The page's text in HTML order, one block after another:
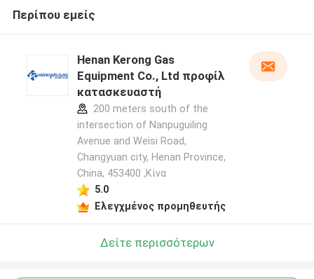
Περίπου εμείς
Henan Kerong Gas
Equipment Co., Ltd προφίλ
κατασκευαστή
200 meters south of the
intersection of Nanpuguiling
Avenue and Weisi Road,
Changyuan city, Henan Province,
China, 453400 ,Κίνα
5.0
Ελεγχμένος προμηθευτής
Δείτε περισσότερων